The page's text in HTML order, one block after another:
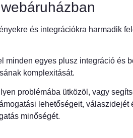
és integrációkra harmadik
minden egyes plusz integráció és
komplexitását.
problémába ütközöl, vagy
lehetőségeit, válaszidejét
minőségét.